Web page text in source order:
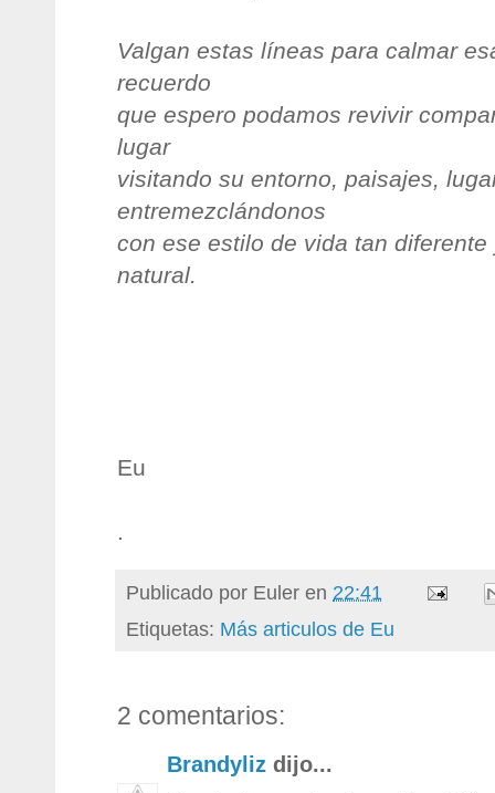
Valgan estas líneas para calmar
recuerdo
que espero podamos revivir
lugar
visitando su entorno, paisajes,
entremezclándonos
con ese estilo de vida tan
natural.
Eu
Publicado por Euler en 22:41
Etiquetas: Más articulos de Eu
2 comentarios:
Brandyliz dijo...